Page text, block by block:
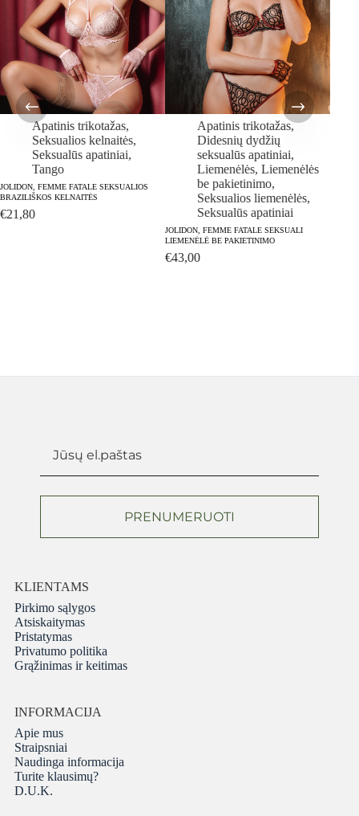
Apatinis trikotažas,
Seksualios kelnaitės,
Seksualūs apatiniai,
Tango
JOLIDON, FEMME FATALE SEKSUALIOS
BRAZILIŠKOS KELNAITĖS
€21,80
Apatinis trikotažas,
Didesnių dydžių
seksualūs apatiniai,
Liemenėlės,Liemenėlės
be pakietinimo,
Seksualios liemenėlės,
Seksualūs apatiniai
JOLIDON, FEMME FATALE SEKSUALI
LIEMENĖLĖ BE PAKIETINIMO
€43,00
PRENUMERUOTI
KLIENTAMS
Pirkimo sąlygos
Atsiskaitymas
Pristatymas
Privatumo politika
Grąžinimas ir keitimas
INFORMACIJA
Apie mus
Straipsniai
Naudinga informacija
Turite klausimų?
D.U.K.